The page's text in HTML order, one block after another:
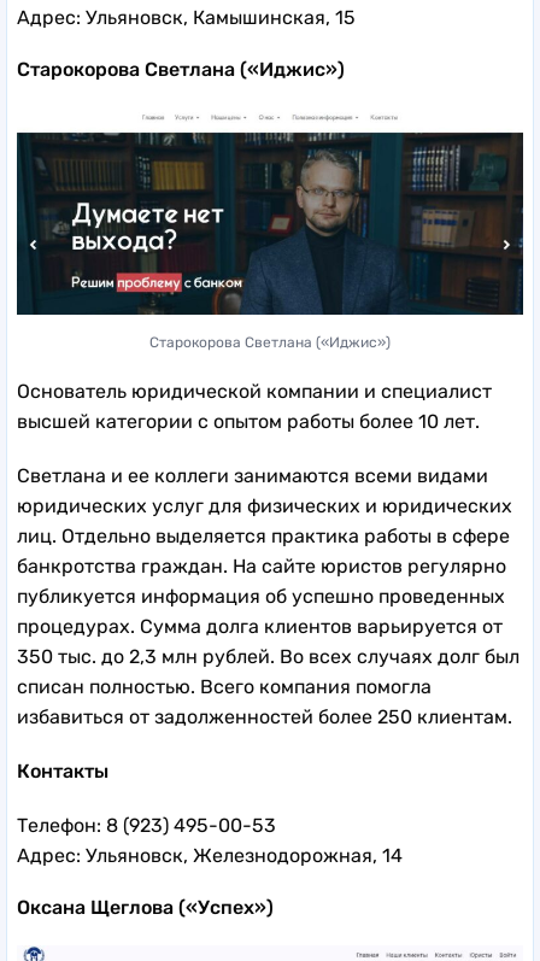
Адрес: Ульяновск, Камышинская, 15
Старокорова Светлана («Иджис»)
Старокорова Светлана («Иджис»)
Основатель юридической компании и специалист
высшей категории с опытом работы более 10 лет.
Светлана и ее коллеги занимаются всеми видами
юридических услуг для физических и юридических
лиц. Отдельно выделяется практика работы в сфере
банкротства граждан. На сайте юристов регулярно
публикуется информация об успешно проведенных
процедурах. Сумма долга клиентов варьируется от
350 тыс. до 2,3 млн рублей. Во всех случаях долг был
списан полностью. Всего компания помогла
избавиться от задолженностей более 250 клиентам.
Контакты
Телефон: 8 (923) 495-00-53
Адрес: Ульяновск, Железнодорожная, 14
Оксана Щеглова («Успех»)